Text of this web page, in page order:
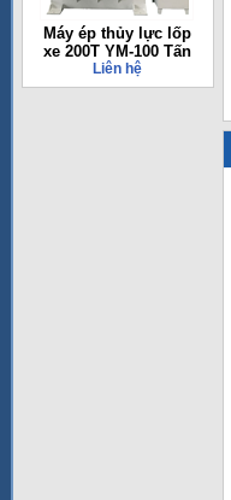
Máy ép thủy lực lốp
xe 200T YM-100 Tấn
Liên hệ